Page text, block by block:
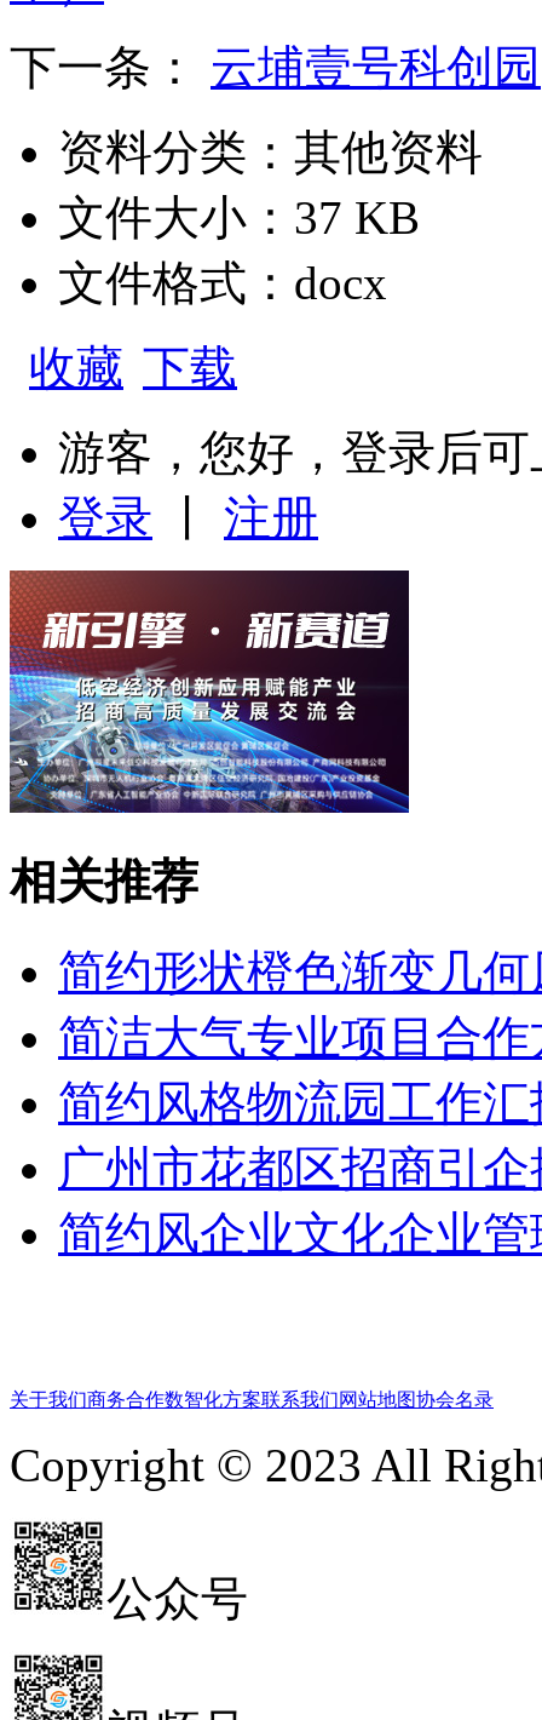
下一条： 云埔壹号科创园
资料分类：其他资料
文件大小：37 KB
文件格式：docx
收藏 下载
游客，您好，登录后
登录
注册
相关推荐
简约形状橙色渐变几
简洁大气专业项目合
简约风格物流园工作
广州市花都区招商引
简约风企业文化企业
关于我们商务合作数智化方案联系我们网站地图协会名录
Copyright © 2023 All
公众号